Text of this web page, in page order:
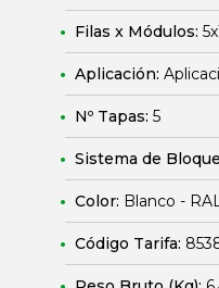
Filas x Módulos:
Aplicación:
Nº Tapas: 5
Sistema de
Color: Blanco -
Código Tarifa: